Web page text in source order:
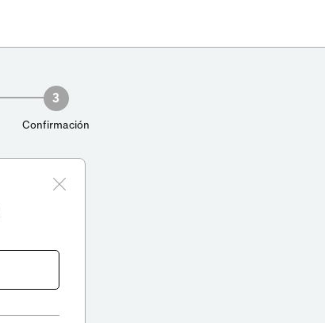
3
Confirmación